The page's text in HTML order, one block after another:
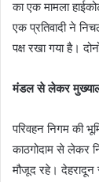
का एक मामला
एक प्रतिवादी ने
पक्ष रखा गया है।
मंडल से लेकर
परिवहन निगम की
काठगोदाम से लेकर
मौजूद रहे। देहरादून